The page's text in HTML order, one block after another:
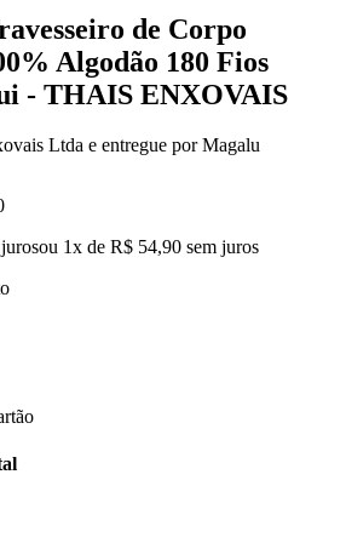
de Corpo
Algodão 180 Fios
- THAIS ENXOVAIS
Ltda e entregue por Magalu
ou 1x de R$ 54,90 sem juros